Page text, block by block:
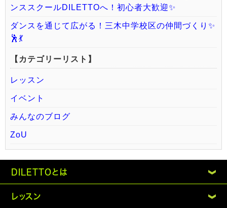
ンススクールDILETTOへ！初心者大歓迎✨
ダンスを通じて広がる！三木中学校区の仲間づくり✨
🕺💃
【カテゴリーリスト】
レッスン
イベント
みんなのブログ
ZoU
DILETTOとは
レッスン